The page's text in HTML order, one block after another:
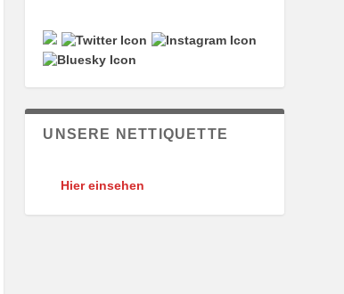
UNSERE NETTIQUETTE
Hier einsehen